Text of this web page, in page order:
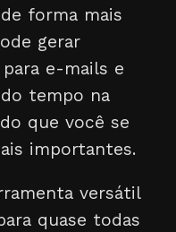
forma mais
gerar
e-mails e
tempo na
que você se
importantes.
versátil
quase todas